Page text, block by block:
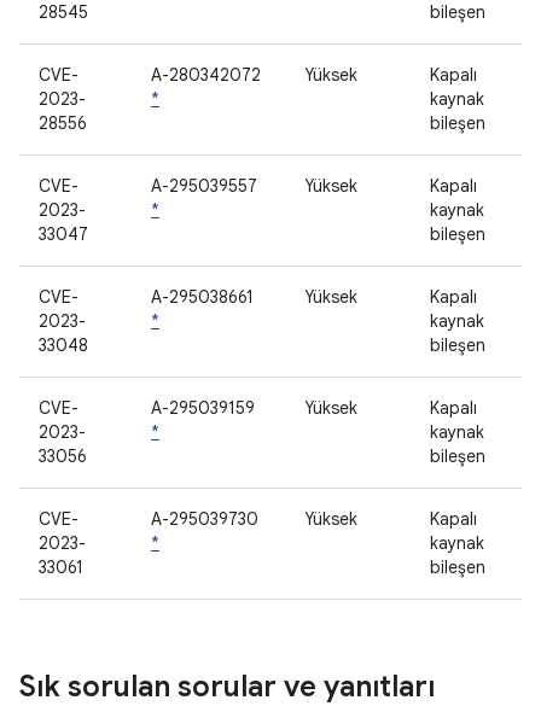
28545
bileşen
CVE-
2023-
28556
A-280342072
*
Yüksek
Kapalı
kaynak
bileşen
CVE-
2023-
33047
A-295039557
*
Yüksek
Kapalı
kaynak
bileşen
CVE-
2023-
33048
A-295038661
*
Yüksek
Kapalı
kaynak
bileşen
CVE-
2023-
33056
A-295039159
*
Yüksek
Kapalı
kaynak
bileşen
CVE-
2023-
33061
A-295039730
*
Yüksek
Kapalı
kaynak
bileşen
Sık sorulan sorular ve yanıtları